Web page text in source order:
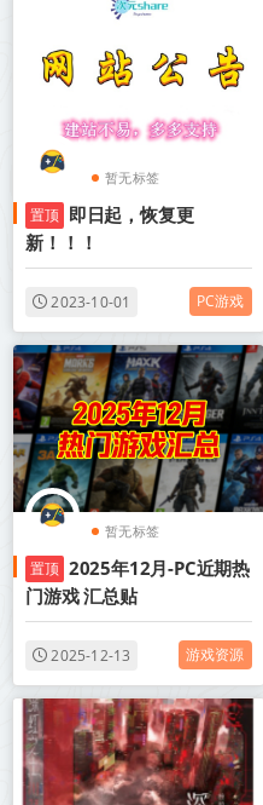
暂无标签
置顶 即日起，恢复更
新！！！
2023-10-01 PC游戏
暂无标签
置顶 2025年12月-PC近期热
门游戏 汇总贴
2025-12-13 游戏资源